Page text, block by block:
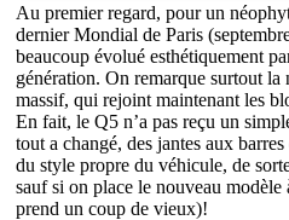
Au premier regard, pour un
dernier Mondial de Paris
beaucoup évolué esthétiquement
génération. On remarque surtout la
massif, qui rejoint maintenant les
En fait, le Q5 n’a pas reçu un
tout a changé, des jantes aux
du style propre du véhicule, de
sauf si on place le nouveau
prend un coup de vieux)!